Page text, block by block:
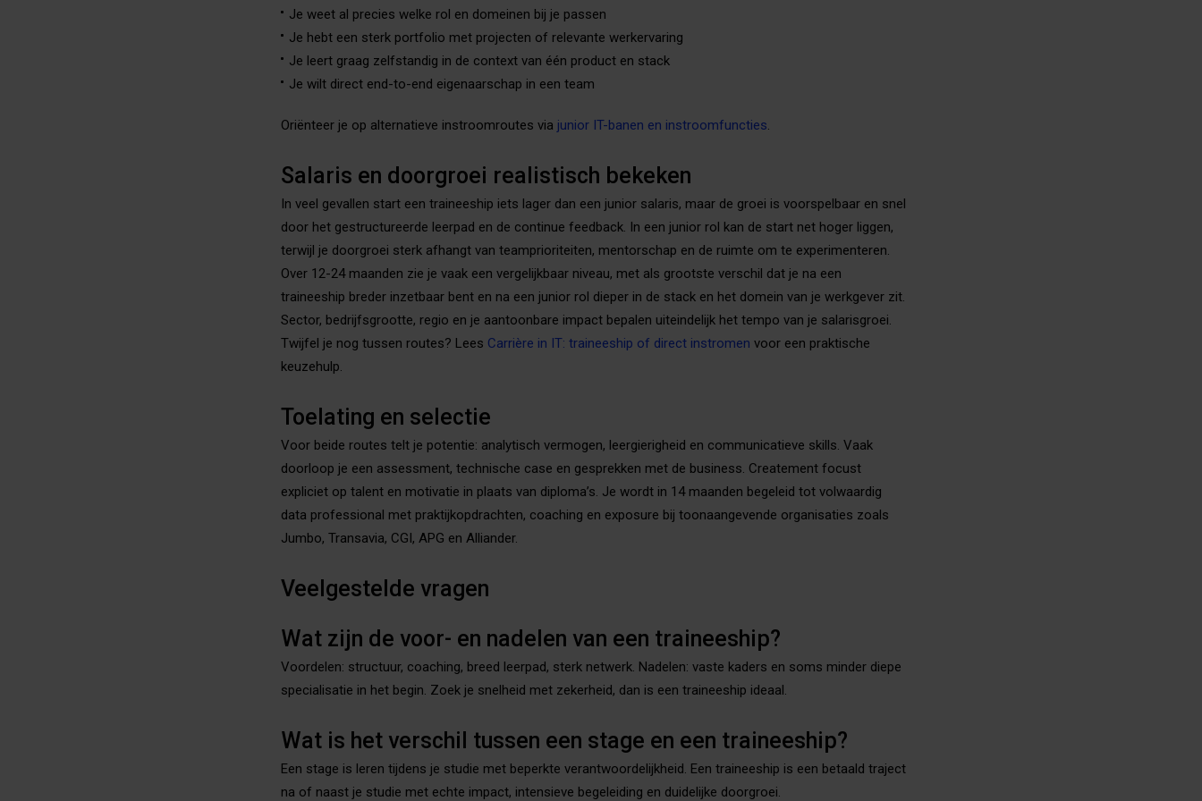
Je weet al precies welke rol en domeinen bij je passen
Je hebt een sterk portfolio met projecten of relevante werkervaring
Je leert graag zelfstandig in de context van één product en stack
Je wilt direct end-to-end eigenaarschap in een team
Oriënteer je op alternatieve instroomroutes via junior IT-banen en instroomfuncties.
Salaris en doorgroei realistisch bekeken
In veel gevallen start een traineeship iets lager dan een junior salaris, maar de groei is voorspelbaar en snel
door het gestructureerde leerpad en de continue feedback. In een junior rol kan de start net hoger liggen,
terwijl je doorgroei sterk afhangt van teamprioriteiten, mentorschap en de ruimte om te experimenteren.
Over 12-24 maanden zie je vaak een vergelijkbaar niveau, met als grootste verschil dat je na een
traineeship breder inzetbaar bent en na een junior rol dieper in de stack en het domein van je werkgever zit.
Sector, bedrijfsgrootte, regio en je aantoonbare impact bepalen uiteindelijk het tempo van je salarisgroei.
Twijfel je nog tussen routes? Lees Carrière in IT: traineeship of direct instromen voor een praktische
keuzehulp.
Toelating en selectie
Voor beide routes telt je potentie: analytisch vermogen, leergierigheid en communicatieve skills. Vaak
doorloop je een assessment, technische case en gesprekken met de business. Createment focust
expliciet op talent en motivatie in plaats van diploma’s. Je wordt in 14 maanden begeleid tot volwaardig
data professional met praktijkopdrachten, coaching en exposure bij toonaangevende organisaties zoals
Jumbo, Transavia, CGI, APG en Alliander.
Veelgestelde vragen
Wat zijn de voor- en nadelen van een traineeship?
Voordelen: structuur, coaching, breed leerpad, sterk netwerk. Nadelen: vaste kaders en soms minder diepe
specialisatie in het begin. Zoek je snelheid met zekerheid, dan is een traineeship ideaal.
Wat is het verschil tussen een stage en een traineeship?
Een stage is leren tijdens je studie met beperkte verantwoordelijkheid. Een traineeship is een betaald traject
na of naast je studie met echte impact, intensieve begeleiding en duidelijke doorgroei.